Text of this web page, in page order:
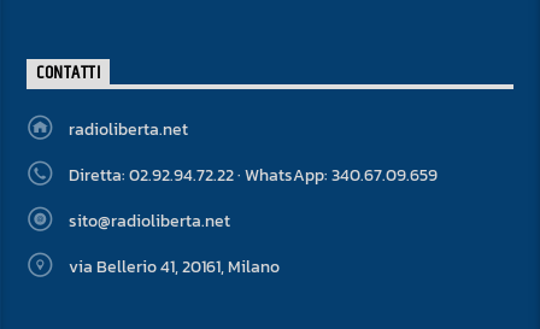
CONTATTI
radioliberta.net
Diretta: 02.92.94.72.22 · WhatsApp: 340.67.09.659
sito@radioliberta.net
via Bellerio 41, 20161, Milano